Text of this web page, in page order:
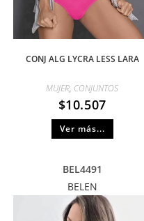
CONJ ALG LYCRA LESS LARA
MUJER, CONJUNTOS
$10.507
Ver más...
BEL4491
BELEN